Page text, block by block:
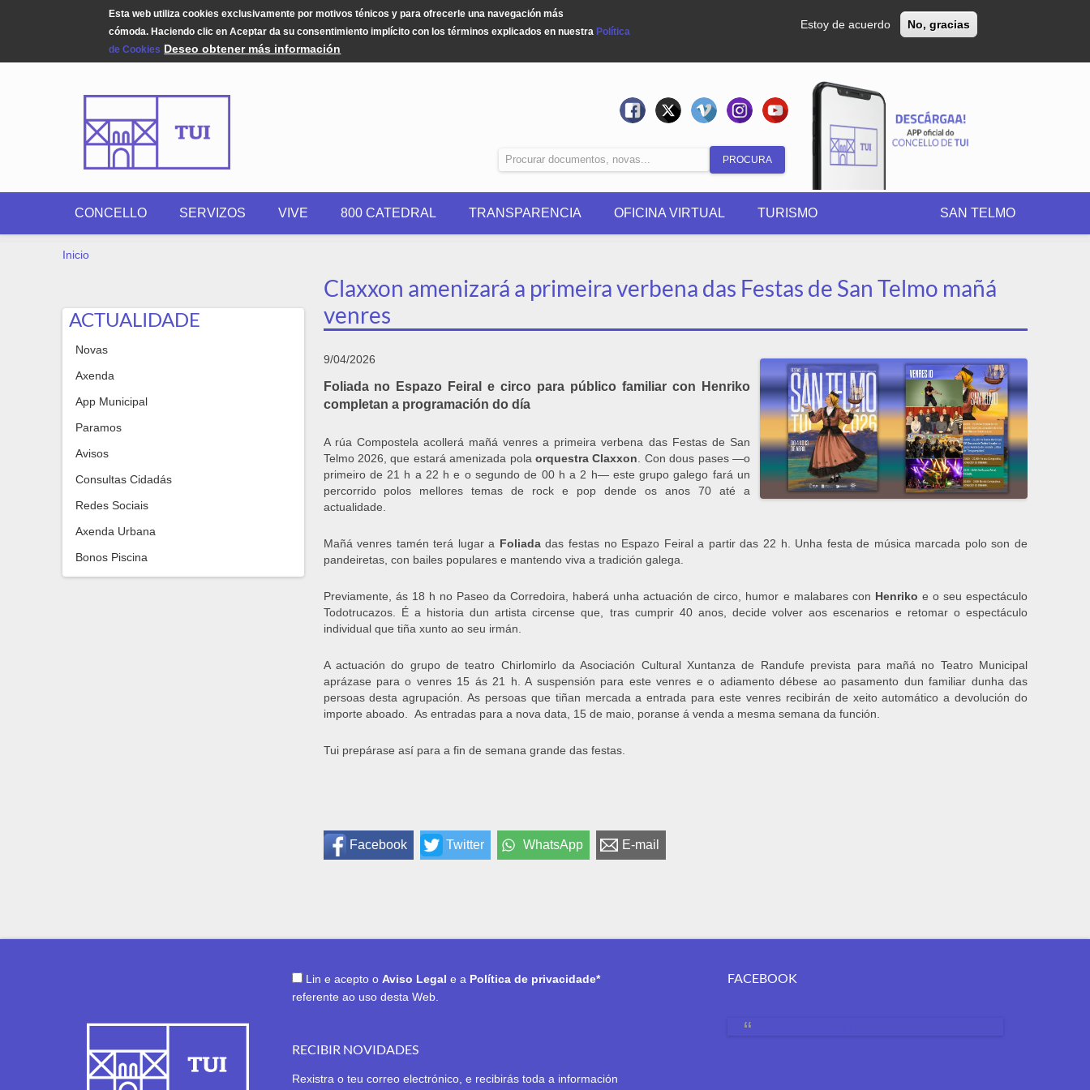
Esta web utiliza cookies exclusivamente por motivos ténicos y para ofrecerle una navegación más
cómoda. Haciendo clic en Aceptar da su consentimiento implícito con los términos explicados en nuestra Política
de Cookies Deseo obtener más información
Estoy de acuerdo No, gracias
Formulario
de
búsqueda
CONCELLO SERVIZOS VIVE 800 CATEDRAL TRANSPARENCIA OFICINA VIRTUAL TURISMO SAN TELMO
USTED ESTÁ AQUÍ
Inicio
ACTUALIDADE
Novas
Axenda
App Municipal
Paramos
Avisos
Consultas Cidadás
Redes Sociais
Axenda Urbana
Bonos Piscina
Claxxon amenizará a primeira verbena das Festas de San Telmo mañá
venres
9/04/2026
Foliada no Espazo Feiral e circo para público familiar con Henriko
completan a programación do día
A rúa Compostela acollerá mañá venres a primeira verbena das Festas de San
Telmo 2026, que estará amenizada pola orquestra Claxxon . Con dous pases —o
primeiro de 21 h a 22 h e o segundo de 00 h a 2 h— este grupo galego fará un
percorrido polos mellores temas de rock e pop dende os anos 70 até a
actualidade.
Mañá venres tamén terá lugar a Foliadadas festas no Espazo Feiral a partir das 22 h. Unha festa de música marcada polo son de
pandeiretas, con bailes populares e mantendo viva a tradición galega.
Previamente, ás 18 h no Paseo da Corredoira, haberá unha actuación de circo, humor e malabares con Henriko e o seu espectáculo
Todotrucazos. É a historia dun artista circense que, tras cumprir 40 anos, decide volver aos escenarios e retomar o espectáculo
individual que tiña xunto ao seu irmán.
A actuación do grupo de teatro Chirlomirlo da Asociación Cultural Xuntanza de Randufe prevista para mañá no Teatro Municipal
aprázase para o venres 15 ás 21 h. A suspensión para este venres e o adiamento débese ao pasamento dun familiar dunha das
persoas desta agrupación. As persoas que tiñan mercada a entrada para este venres recibirán de xeito automático a devolución do
importe aboado. As entradas para a nova data, 15 de maio, poranse á venda a mesma semana da función.
Tui prepárase así para a fin de semana grande das festas.
Facebook Twitter WhatsApp E-mail
Lin e acepto o Aviso Legal e a Política de privacidade*
referente ao uso desta Web.
RECIBIR NOVIDADES
Rexistra o teu correo electrónico, e recibirás toda a información
FACEBOOK